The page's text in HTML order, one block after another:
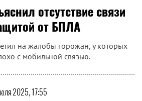
отсутствие связи
от БПЛА
на жалобы горожан, у которых
с мобильной связью.
2025, 17:55